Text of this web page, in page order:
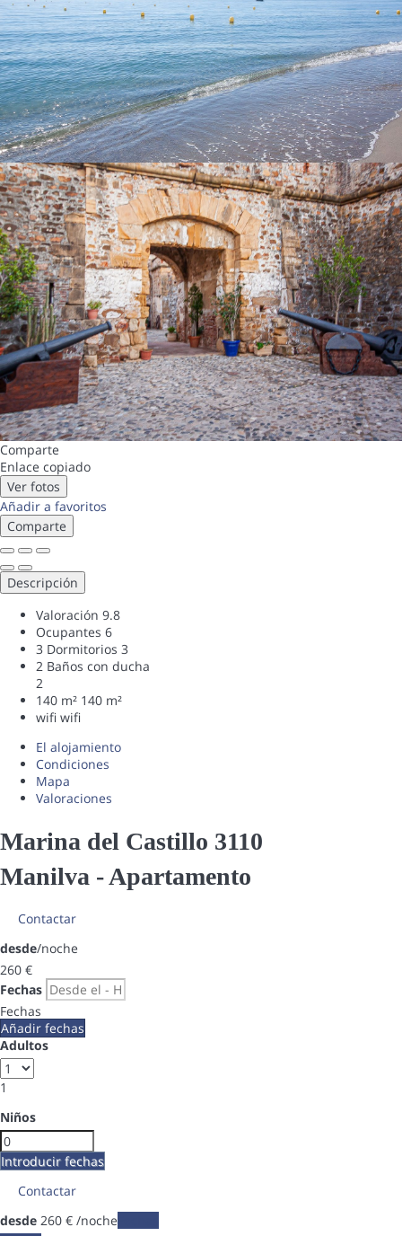
Comparte
Enlace copiado
Ver fotos
Añadir a favoritos
Comparte
Descripción
Valoración 9.8
Ocupantes 6
3 Dormitorios 3
2 Baños con ducha
2
140 m² 140 m²
wifi wifi
El alojamiento
Condiciones
Mapa
Valoraciones
Marina del Castillo 3110
Manilva -Apartamento
Contactar
desde/noche
260 €
Fechas
Fechas
Añadir fechas
Adultos
1
Niños
Introducir fechas
Contactar
desde 260 € /noche